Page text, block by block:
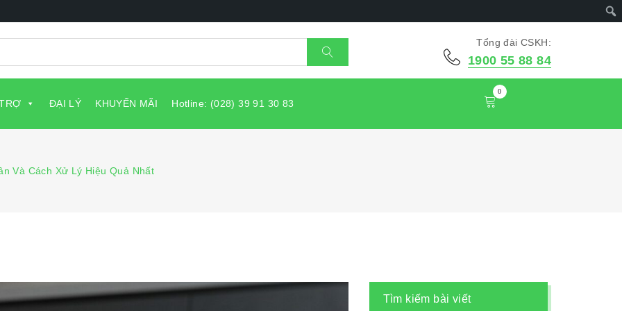
Tổng đài CSKH:
1900 55 88 84
ĐẠI LÝ KHUYẾN MÃI Hotline: (028) 39 91 30 83
0
Và Cách Xử Lý Hiệu Quả Nhất
Tìm kiếm bài viết